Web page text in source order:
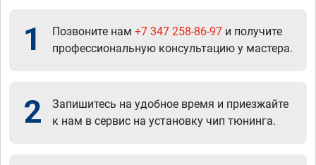
1 Позвоните нам +7 347 258-86-97 и получите
профессиональную консультацию у мастера.
2
Запишитесь на удобное время и приезжайте
к нам в сервис на установку чип тюнинга.